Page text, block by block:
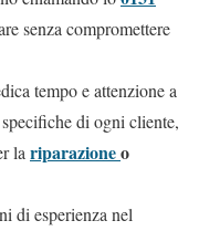
senza compromettere
tempo e attenzione a
di ogni cliente,
la riparazioneo
di esperienza nel